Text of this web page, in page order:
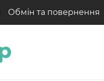
Обмін та повернення